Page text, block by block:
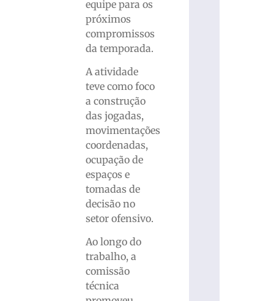
equipe para os
próximos
compromissos
da temporada.
A atividade
teve como foco
a construção
das jogadas,
movimentações
coordenadas,
ocupação de
espaços e
tomadas de
decisão no
setor ofensivo.
Ao longo do
trabalho, a
comissão
técnica